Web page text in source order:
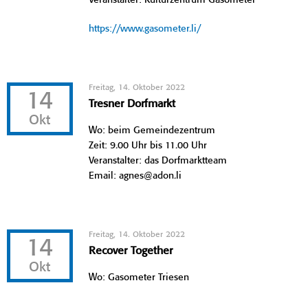
https://www.gasometer.li/
14
Okt
Freitag, 14. Oktober 2022
Tresner Dorfmarkt
Wo: beim Gemeindezentrum
Zeit: 9.00 Uhr bis 11.00 Uhr
Veranstalter: das Dorfmarktteam
Email: agnes@adon.li
14
Okt
Freitag, 14. Oktober 2022
Recover Together
Wo: Gasometer Triesen